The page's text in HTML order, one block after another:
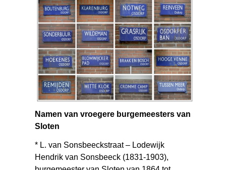
Namen van vroegere burgemeesters van
Sloten
* L. van Sonsbeeckstraat – Lodewijk
Hendrik van Sonsbeeck (1831-1903),